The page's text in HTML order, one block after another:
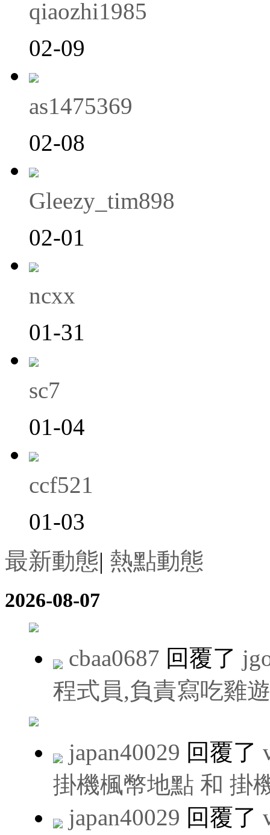
qiaozhi1985
02-09
as1475369
02-08
Gleezy_tim898
02-01
ncxx
01-31
sc7
01-04
ccf521
01-03
最新動態| 熱點動態
2026-08-07
cbaa0687 回覆了
程式員,負責寫吃雞
japan40029 回覆了
掛機楓幣地點 和 掛
japan40029 回覆了